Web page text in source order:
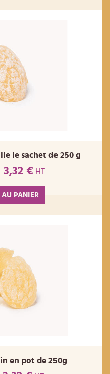
le sachet de 250 g
3,32 € HT
AU PANIER
en pot de 250g